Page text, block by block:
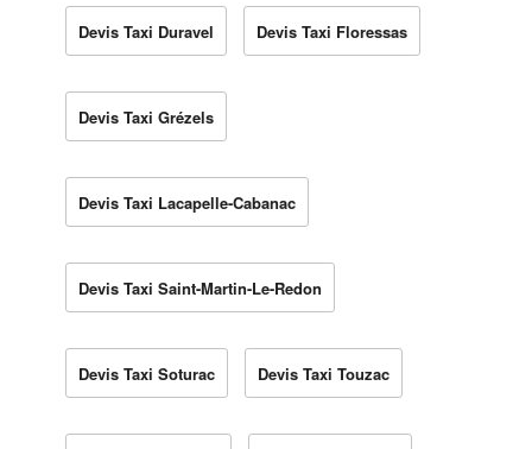
Devis Taxi Duravel Devis Taxi Floressas
Devis Taxi Grézels
Devis Taxi Lacapelle-Cabanac
Devis Taxi Saint-Martin-Le-Redon
Devis Taxi Soturac Devis Taxi Touzac